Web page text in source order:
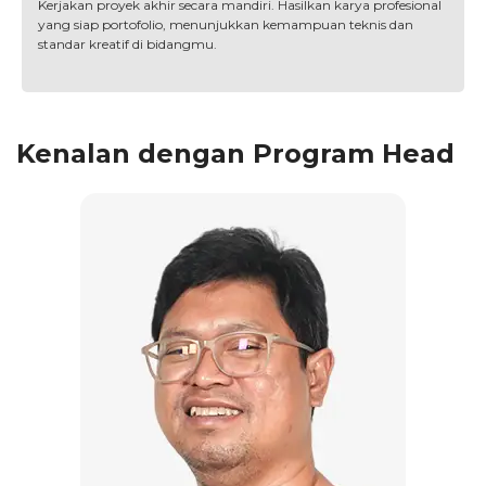
Kerjakan proyek akhir secara mandiri. Hasilkan karya profesional
yang siap portofolio, menunjukkan kemampuan teknis dan
standar kreatif di bidangmu.
Kenalan dengan Program Head